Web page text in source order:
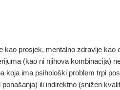
prosjek, mentalno zdravlje
(kao ni njihova kombinacija)
ima psihološki problem trpi
ili indirektno (snižen